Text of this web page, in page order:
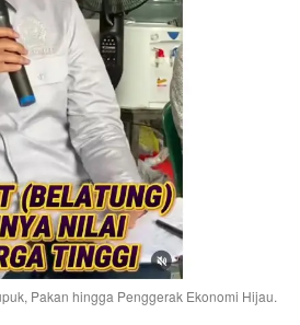
Pakan hingga Penggerak Ekonomi Hijau.